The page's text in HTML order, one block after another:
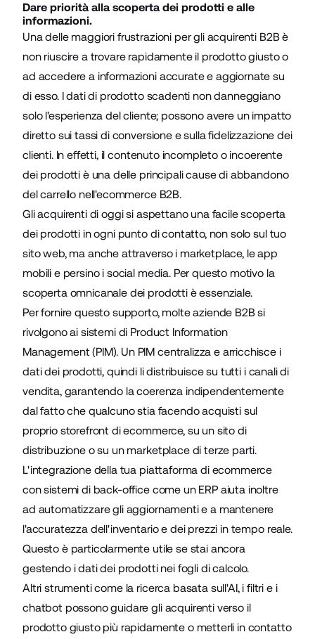
Dare priorità alla scoperta dei prodotti e alle
informazioni.
Una delle maggiori frustrazioni per gli acquirenti B2B è
non riuscire a trovare rapidamente il prodotto giusto o
ad accedere a informazioni accurate e aggiornate su
di esso. I dati di prodotto scadenti non danneggiano
solo l'esperienza del cliente; possono avere un impatto
diretto sui tassi di conversione e sulla fidelizzazione dei
clienti. In effetti, il contenuto incompleto o incoerente
dei prodotti è una delle principali cause di abbandono
del carrello nell'ecommerce B2B.
Gli acquirenti di oggi si aspettano una facile scoperta
dei prodotti in ogni punto di contatto, non solo sul tuo
sito web, ma anche attraverso i marketplace, le app
mobili e persino i social media. Per questo motivo la
scoperta omnicanale dei prodotti è essenziale.
Per fornire questo supporto, molte aziende B2B si
rivolgono ai sistemi di Product Information
Management (PIM). Un PIM centralizza e arricchisce i
dati dei prodotti, quindi li distribuisce su tutti i canali di
vendita, garantendo la coerenza indipendentemente
dal fatto che qualcuno stia facendo acquisti sul
proprio storefront di ecommerce, su un sito di
distribuzione o su un marketplace di terze parti.
L'integrazione della tua piattaforma di ecommerce
con sistemi di back-office come un ERP aiuta inoltre
ad automatizzare gli aggiornamenti e a mantenere
l'accuratezza dell'inventario e dei prezzi in tempo reale.
Questo è particolarmente utile se stai ancora
gestendo i dati dei prodotti nei fogli di calcolo.
Altri strumenti come la ricerca basata sull'AI, i filtri e i
chatbot possono guidare gli acquirenti verso il
prodotto giusto più rapidamente o metterli in contatto